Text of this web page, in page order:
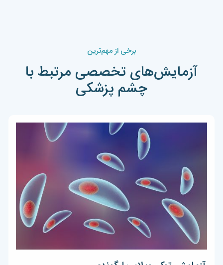
برخی از مهم‌ترین
آزمایش‌های تخصصی مرتبط با
چشم پزشکی